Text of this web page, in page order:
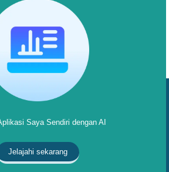
Saya Sendiri dengan AI
Jelajahi sekarang